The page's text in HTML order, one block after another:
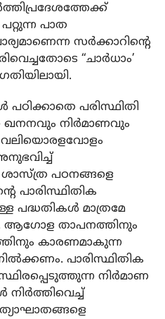
പാത
സർക്കാറിന്റെ
“ചാർധാം’
പരിസ്ഥിതി
ഖനനവും നിർമാണവും
വലിയൊരളവോളം
ശാസ്ത്ര പഠനങ്ങളെ
പാരിസ്ഥിതിക
പദ്ധതികൾ മാത്രമേ
ആഗോള താപനത്തിനും
കാരണമാകുന്ന
പാരിസ്ഥിതിക
നിർമാണ